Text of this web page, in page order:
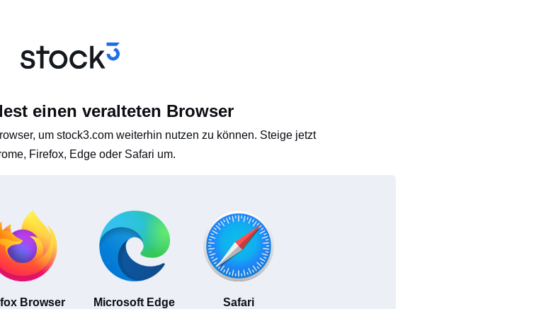
einen veralteten Browser
um stock3.com weiterhin nutzen zu können. Steige jetzt
Firefox, Edge oder Safari um.
Browser Microsoft Edge Safari